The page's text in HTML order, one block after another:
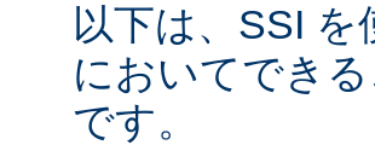
以下は、SSI
においてでき
です。